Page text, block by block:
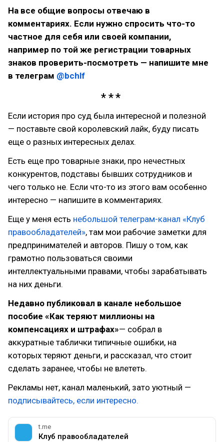
На все общие вопросы отвечаю в
комментариях. Если нужно спросить что-то
частное для себя или своей компании,
например по той же регистрации товарных
знаков проверить-посмотреть — напишите мне
в телеграм @bchlf
Если история про суд была интересной и полезной
— поставьте свой королевский лайк, буду писать
еще о разных интересных делах.
Есть еще про товарные знаки, про нечестных
конкурентов, подставы бывших сотрудников и
чего только не. Если что-то из этого вам особенно
интересно — напишите в комментариях.
Еще у меня есть небольшой телеграм-канал «Клуб
правообладателей», там мои рабочие заметки для
предпринимателей и авторов. Пишу о том, как
грамотно пользоваться своими
интеллектуальными правами, чтобы зарабатывать
на них деньги.
Недавно публиковал в канале небольшое
пособие «Как теряют миллионы на
компенсациях и штрафах»— собрал в
аккуратные таблички типичные ошибки, на
которых теряют деньги, и рассказал, что стоит
сделать заранее, чтобы не влететь.
Рекламы нет, канал маленький, зато уютный —
подписывайтесь, если интересно.
t.me
Клуб правообладателей